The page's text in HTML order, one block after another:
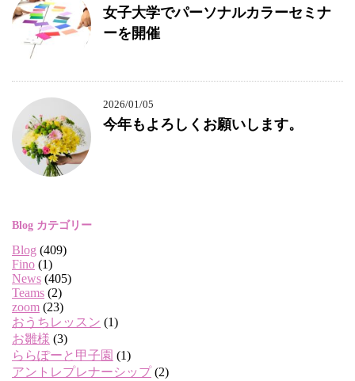
女子大学でパーソナルカラーセミナ
ーを開催
2026/01/05
今年もよろしくお願いします。
Blog カテゴリー
Blog (409)
Fino (1)
News (405)
Teams (2)
zoom (23)
おうちレッスン (1)
お雛様 (3)
ららぽーと甲子園 (1)
アントレプレナーシップ (2)